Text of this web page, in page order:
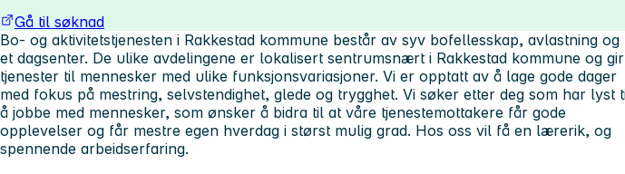
Gå til søknad
Bo- og aktivitetstjenesten i Rakkestad kommune består av syv bofellesskap, avlastning og
et dagsenter. De ulike avdelingene er lokalisert sentrumsnært i Rakkestad kommune og gir
tjenester til mennesker med ulike funksjonsvariasjoner. Vi er opptatt av å lage gode dager
med fokus på mestring, selvstendighet, glede og trygghet. Vi søker etter deg som har lyst
å jobbe med mennesker, som ønsker å bidra til at våre tjenestemottakere får gode
opplevelser og får mestre egen hverdag i størst mulig grad. Hos oss vil få en lærerik, og
spennende arbeidserfaring.